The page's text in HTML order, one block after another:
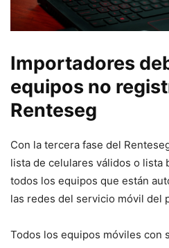
Importadores
equipos no
Renteseg
Con la tercera fase del
lista de celulares válidos o lista
todos los equipos que están
las redes del servicio móvil del
Todos los equipos móviles con